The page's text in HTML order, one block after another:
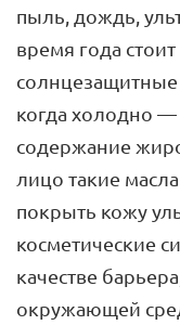
пыль, дождь,
время года
солнцезащитные
когда холодно —
содержание
лицо такие
покрыть кожу
косметические
качестве
окружающей